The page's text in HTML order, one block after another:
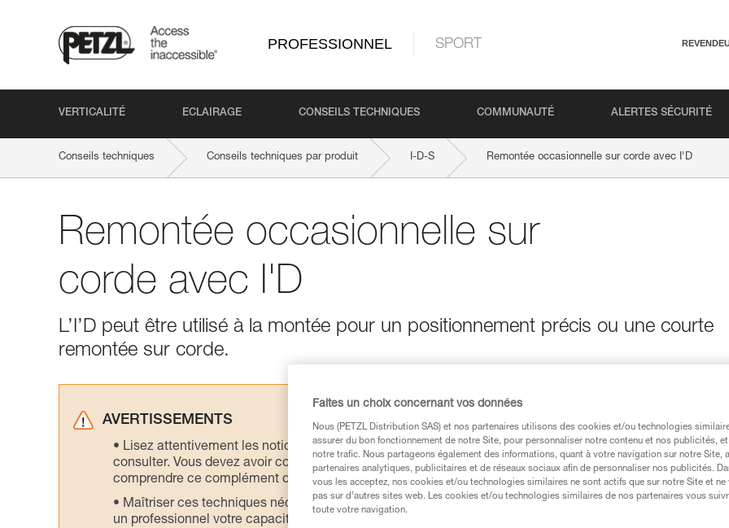
PROFESSIONNEL SPORT
VERTICALITÉ ECLAIRAGE CONSEILS TECHNIQUES COMMUNAUTÉ ALERTES SÉCURITÉ
Conseils techniques Conseils techniques par produit I-D-S Remontée occasionnelle sur corde avec I'D
Remontée occasionnelle sur
corde avec I'D
L’I’D peut être utilisé à la montée pour un positionnement précis ou une courte
remontée sur corde.
AVERTISSEMENTS
Lisez attentivement les notices techniques des produits utilisés dans ce conseil avant de le
consulter. Vous devez avoir compris les informations de la notice technique pour pouvoir
comprendre ce complément d’informations.
Maîtriser ces techniques nécessite une formation et un entraînement spécifique. Validez avec
un professionnel votre capacité à refaire la manipulation, seul, en toute sécurité, avant de la
Faites un choix concernant vos données
Nous (PETZL Distribution SAS) et nos partenaires utilisons des cookies et/ou technologies
assurer du bon fonctionnement de notre Site, pour personnaliser notre contenu et nos publicités,
notre trafic. Nous partageons également des informations, quant à votre navigation sur notre Site,
partenaires analytiques, publicitaires et de réseaux sociaux afin de personnaliser nos publicités.
vous les acceptez, nos cookies et/ou technologies similaires ne sont actifs que sur notre Site et ne
pas sur d’autres sites web. Les cookies et/ou technologies similaires de nos partenaires vous
toute votre navigation.